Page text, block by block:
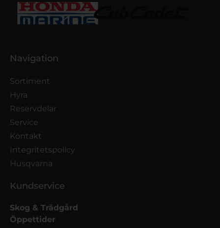
Navigation
Sortiment
Hyra
Reservdelar
Service
Kontakt
Integritetspolicy
Husqvarna
Kundservice
Skog & Trädgård
Öppettider